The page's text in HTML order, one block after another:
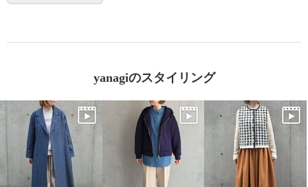
yanagiのスタイリング